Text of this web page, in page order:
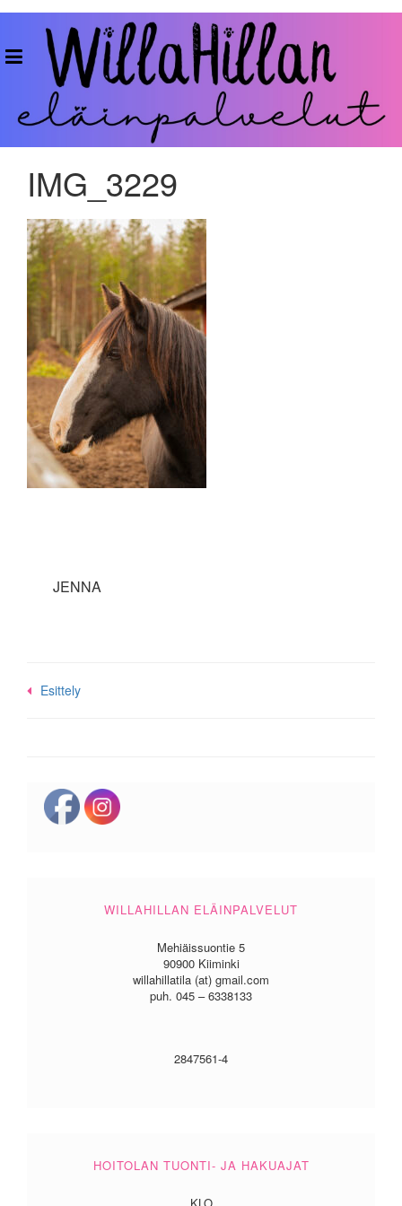
Skip
WillaHillan
Eläinpalvelut
IMG_3229
JENNA
Post
Esittely
WILLAHILLAN ELÄINPALVELUT
Mehiäissuontie 5
90900 Kiiminki
willahillatila (at) gmail.com
puh. 045 – 6338133
2847561-4
HOITOLAN TUONTI- JA HAKUAJAT